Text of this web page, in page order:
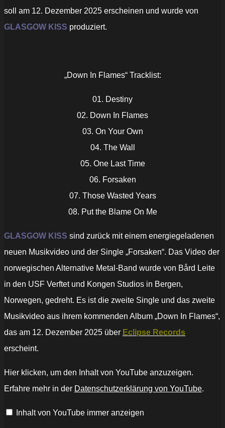
soll am 12. Dezember 2025 erscheinen und wurde von
GLASGOW KISS produziert.
„Down In Flames“ Tracklist:
01. Destiny
02. Down In Flames
03. On Your Own
04. The Wall
05. One Last Time
06. Forsaken
07. Those Wasted Years
08. Put the Blame On Me
GLASGOW KISS sind zurück mit einem energiegeladenen
neuen Musikvideo und der Single „Forsaken“. Das Video der
norwegischen Alternative Metal-Band wurde von Bård Leite
in den USF Verftet und Kongen Studios in Bergen,
Norwegen, gedreht. Es ist die zweite Single und das zweite
Musikvideo aus ihrem kommenden Album „Down In Flames“,
das am 12. Dezember 2025 über Eclipse Records
erscheint.
„GLASGOW
KISS
Forsaken
VIDEO)
Hier klicken, um den Inhalt von YouTube anzuzeigen.
Erfahre mehr in der Datenschutzerklärung von YouTube.
Inhalt von YouTube immer anzeigen